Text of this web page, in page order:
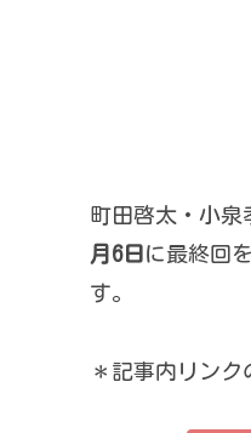
町田啓太・小
月6日 に最終回
す。
＊記事内リンク